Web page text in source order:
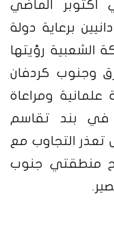
الماضي
برعاية دولة
الشعبية رؤيتها
وجنوب كردفان
ومراعاة
في بند تقاسم
التجاوب مع
منطقتي جنوب